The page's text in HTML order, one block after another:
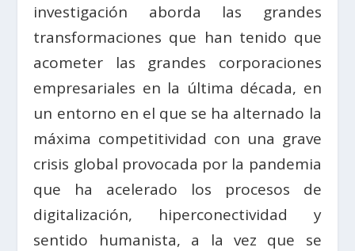
investigación aborda las grandes
transformaciones que han tenido que
acometer las grandes corporaciones
empresariales en la última década, en
un entorno en el que se ha alternado la
máxima competitividad con una grave
crisis global provocada por la pandemia
que ha acelerado los procesos de
digitalización, hiperconectividad y
sentido humanista, a la vez que se